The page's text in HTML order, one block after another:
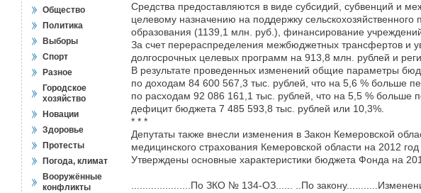
Общество
Политика
Выборы
Спорт
Разное
Городское
хозяйство
Новации
Здоровье
Протесты
Погода, климат
Вооружённые
конфликты
Средства предоставляются в виде субсидий, субвенций и
целевому назначению на поддержку
образования (1139,1 млн. руб.), финансирование
За счет перераспределения межбюджетных трансфертов и
долгосрочных целевых программ на 913,8 млн. рублей и
В результате проведенных изменений общие параметры
по доходам 84 600 567,3 тыс. рублей, что на 5,6 % больше
по расходам 92 086 161,1 тыс. рублей, что на 5,5 % больше
дефицит бюджета 7 485 593,8 тыс. рублей или 10,3%.
* * *
Депутаты также внесли изменения в Закон Кемеровской
медицинского страхования Кемеровской области на 2012
Утверждены основные характеристики бюджета Фонда на
.....................По ЗКО № 134-ОЗ...... ..По